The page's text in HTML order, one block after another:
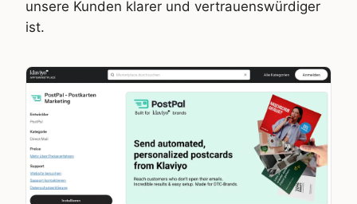
unsere Kunden klarer und vertrauenswürdiger
ist.